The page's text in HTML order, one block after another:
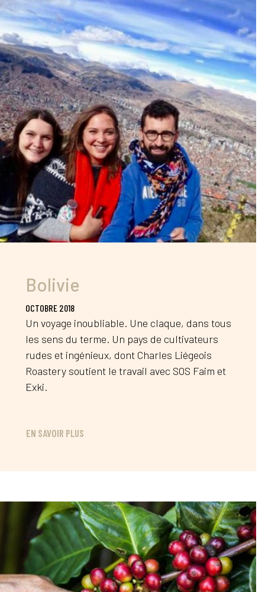
Bolivie
OCTOBRE 2018
Un voyage inoubliable. Une claque, dans tous
les sens du terme. Un pays de cultivateurs
rudes et ingénieux, dont Charles Liégeois
Roastery soutient le travail avec SOS Faim et
Exki.
EN SAVOIR PLUS